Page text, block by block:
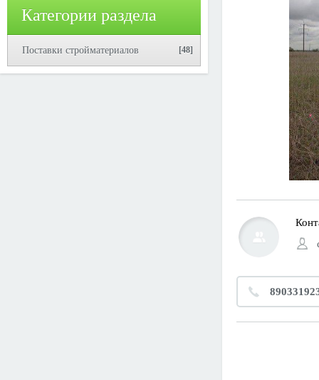
Категории раздела
Поставки стройматериалов [48]